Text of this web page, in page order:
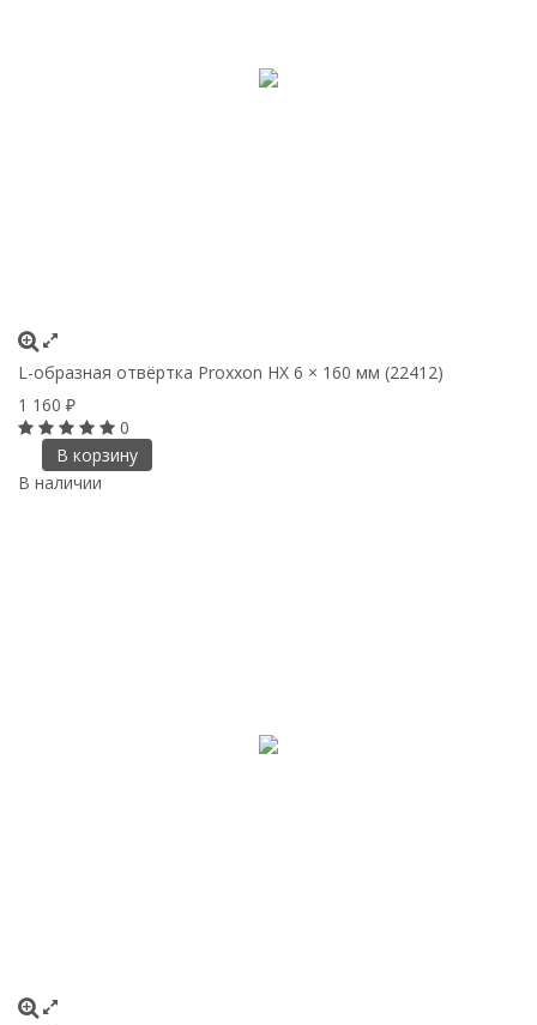
L-образная отвёртка Proxxon HX 6 × 160 мм (22412)
1 160 ₽
0
В корзину
В наличии